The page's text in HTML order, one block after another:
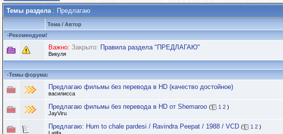
Темы раздела: Предлагаю
Тема / Автор
-Рекомендуем!
Важно: Закрыто: Правила раздела "ПРЕДЛАГАЮ"
Викуля
-Темы форума:
Предлагаю фильмы без перевода в HD (качество достойное)
василисса
Предлагаю фильмы без перевода в HD от Shemaroo ( 1 2 )
JayViru
Предлагаю: Hum to chale pardesi / Ravindra Peepat / 1988 / VCD ( 1 2 )